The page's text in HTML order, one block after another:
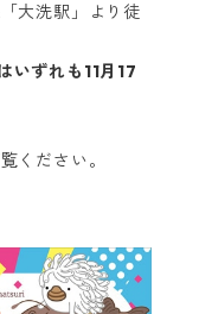
大洗駅」より徒
いずれも11月17
ください。